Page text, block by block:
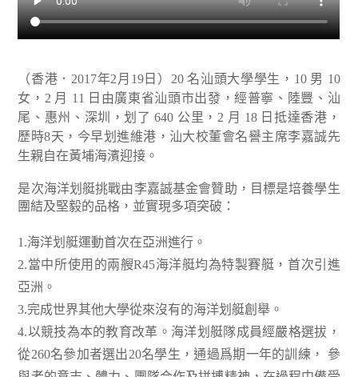
（香港．2017年2月19日）20 名汕頭大學學生，10 男 10
女，2 月 11 日由廣東省汕頭市出發，經普寧、陸豐、汕
尾、惠州、深圳，划了 640 公里，2 月 18 日抵達香港，
歷時8天，今早划進維港，汕大校董會名譽主席李嘉誠先
生親自在黃埔海濱迎接。
是次海洋划艇挑戰由李嘉誠基金會贊助，目標是培養學生
團結及堅毅的品格，並實現多項突破：
1.海洋划艇運動首次在亞洲進行。
2.當中所使用的兩艘R45海洋艇均為特製賽艇，首次引進
亞洲。
3.完成世界其他大學從來沒有的海洋划艇創舉。
4.以競技為本的教育改革。海洋划艇隊成員經嚴格選拔，
從260名參加者選出20名學生，通過爲期一年的訓練， 參